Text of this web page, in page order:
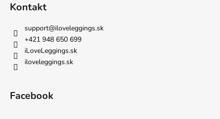
Kontakt
support@iloveleggings.sk
+421 948 650 699
iLoveLeggings.sk
iloveleggings.sk
Facebook